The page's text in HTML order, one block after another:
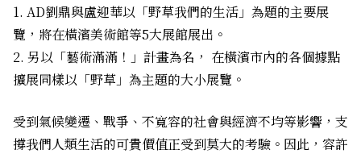
AD劉鼎與盧迎華以「野草――我們的生活」為題的主要展
覽，將在橫濱美術館等5大展館展出。
另以「藝術滿滿！」計畫為名， 在橫濱市內的各個據點
擴展同樣以「野草」為主題的大小展覽。
受到氣候變遷、戰爭、不寬容的社會與經濟不均等影響，支
撐我們人類生活的可貴價值正受到莫大的考驗。因此，容許